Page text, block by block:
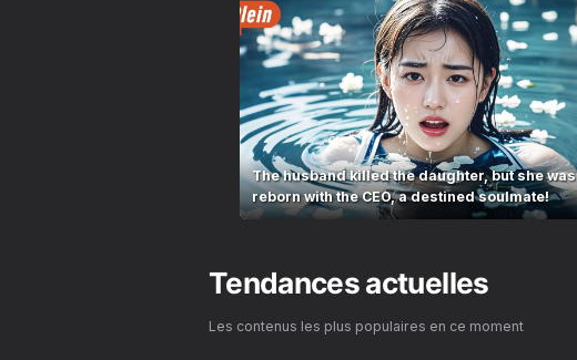
The husband killed the daughter, but she was
reborn with the CEO, a destined soulmate!
Tendances actuelles
Les contenus les plus populaires en ce moment